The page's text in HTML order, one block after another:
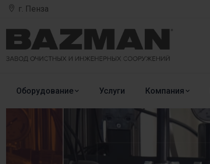
г. Пенза
Оборудование Услуги Компания